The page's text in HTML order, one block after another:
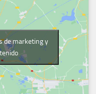
de marketing y